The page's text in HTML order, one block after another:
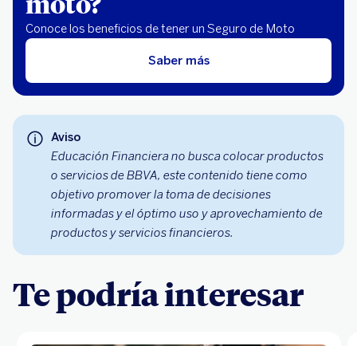
Conoce los beneficios de tener un Seguro de Moto
Saber más
Aviso
Educación Financiera no busca colocar productos
o servicios de BBVA, este contenido tiene como
objetivo promover la toma de decisiones
informadas y el óptimo uso y aprovechamiento de
productos y servicios financieros.
Te podría interesar